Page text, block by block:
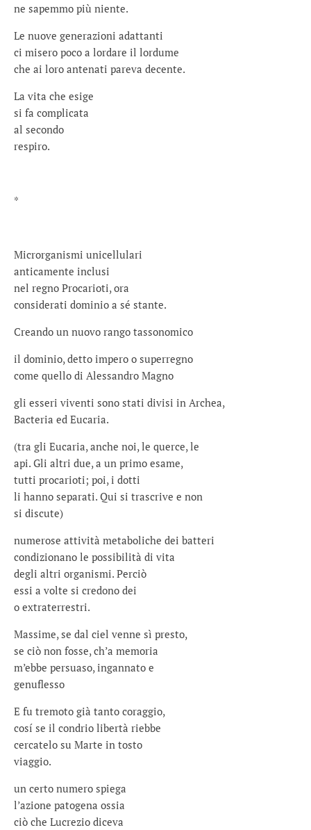
ne sapemmo più niente.
Le nuove generazioni adattanti
ci misero poco a lordare il lordume
che ai loro antenati pareva decente.
La vita che esige
si fa complicata
al secondo
respiro.
*
Microrganismi unicellulari
anticamente inclusi
nel regno Procarioti, ora
considerati dominio a sé stante.
Creando un nuovo rango tassonomico
il dominio, detto impero o superregno
come quello di Alessandro Magno
gli esseri viventi sono stati divisi in Archea,
Bacteria ed Eucaria.
(tra gli Eucaria, anche noi, le querce, le
api. Gli altri due, a un primo esame,
tutti procarioti; poi, i dotti
li hanno separati. Qui si trascrive e non
si discute)
numerose attività metaboliche dei batteri
condizionano le possibilità di vita
degli altri organismi. Perciò
essi a volte si credono dei
o extraterrestri.
Massime, se dal ciel venne sì presto,
se ciò non fosse, ch’a memoria
m’ebbe persuaso, ingannato e
genuflesso
E fu tremoto già tanto coraggio,
cosí se il condrio libertà riebbe
cercatelo su Marte in tosto
viaggio.
un certo numero spiega
l’azione patogena ossia
ciò che Lucrezio diceva